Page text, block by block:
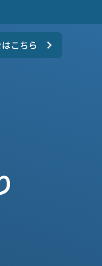
こちら